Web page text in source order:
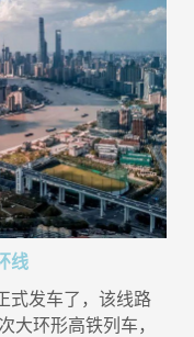
线
式发车了，该线路
大环形高铁列车，